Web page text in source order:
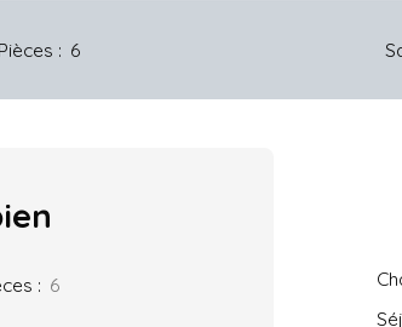
Pièces : 6
: 6